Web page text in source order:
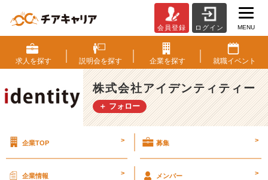
い
と
思
っ
た
ら
を
会員登録 ログイン MENU
求人を探す 説明会を探す 企業を探す 就職イベント
株式会社アイデンティティー
＋ フォロー
企業TOP > 募集 >
企業情報 > メンバー >